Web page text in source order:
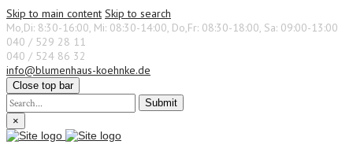
Skip to main content Skip to search
Mo,Di: 8:30-16:00, Mi: 08:30-14:00, Do,Fr: 08:30-18:00, Sa: 09:00-13:00
040 / 529 28 11
040 / 524 86 32
info@blumenhaus-koehnke.de
Close top bar
Submit
×